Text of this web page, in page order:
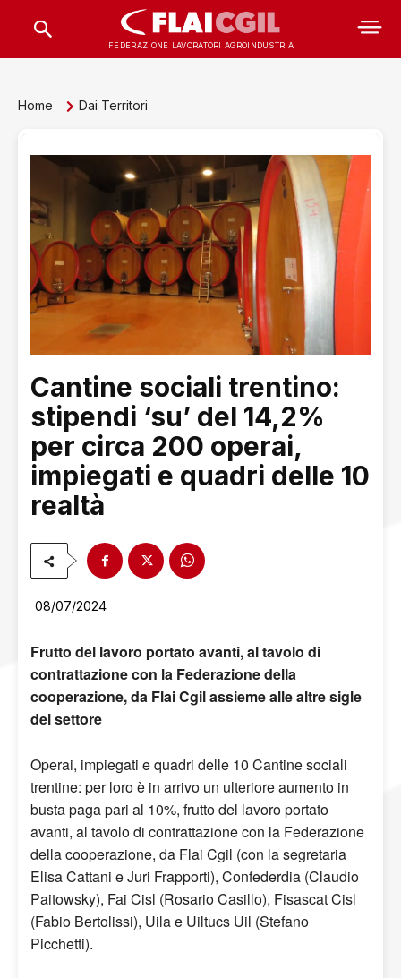
FEDERAZIONE LAVORATORI AGROINDUSTRIA
Home Dai Territori
Cantine sociali trentino:
stipendi ‘su’ del 14,2%
per circa 200 operai,
impiegati e quadri delle 10
realtà
08/07/2024
Frutto del lavoro portato avanti, al tavolo di
contrattazione con la Federazione della
cooperazione, da Flai Cgil assieme alle altre sigle
del settore
Operai, impiegati e quadri delle 10 Cantine sociali
trentine: per loro è in arrivo un ulteriore aumento in
busta paga pari al 10%, frutto del lavoro portato
avanti, al tavolo di contrattazione con la Federazione
della cooperazione, da Flai Cgil (con la segretaria
Elisa Cattani e Juri Frapporti), Confederdia (Claudio
Paitowsky), Fai Cisl (Rosario Casillo), Fisascat Cisl
(Fabio Bertolissi), Uila e Uiltucs Uil (Stefano
Picchetti).